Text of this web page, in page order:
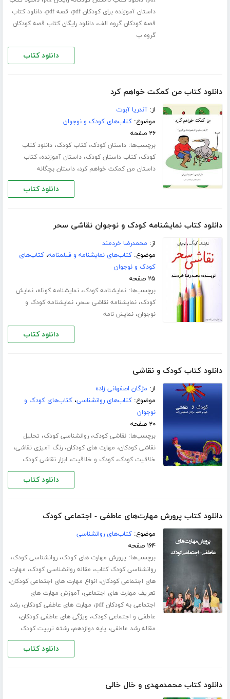
داستان آموزنده برای کودکان pdf
، قصه pdf ،دانلود کتاب
قصه کودکان گروه الف،دانلود رایگان کتاب قصه کودکان
گروه ب
دانلود کتاب
دانلود کتاب من کمکت خواهم کرد
از:آندریا آبوت
موضوع:کتاب‌های کودک و نوجوان
۲۶ صفحه
برچسب‌ها:داستان کودک،کتاب کودک،دانلود کتاب
کودک،کتاب داستان کودک،داستان آموزنده،کتاب
داستان من کمکت خواهم کرد،داستان بچگانه
دانلود کتاب
دانلود کتاب نمایشنامه کودک و نوجوان نقاشی سحر
از: محمدرضا خردمند
موضوع:کتاب‌های نمایشنامه و فیلمنامه،کتاب‌های
کودک و نوجوان
۲۵ صفحه
برچسب‌ها:نمایشنامه کودک،نمایشنامه کوتاه،نمایش
کودک،نمایشنامه نقاشی سحر،نمایشنامه کودک و
نوجوان،نمایش نامه
دانلود کتاب
دانلود کتاب کودک و نقاشی
از: مژگان اصفهانی زاده
موضوع:کتاب‌های روانشناسی،کتاب‌های کودک و
نوجوان
۲۰ صفحه
برچسب‌ها:نقاشی کودک،روانشناسی کودک، تحلیل
نقاشی کودکان، مهارت های کودکان،رنگ آمیزی نقاشی،
خلاقیت کودک،کودک و خلاقیت، ابزار نقاشی کودک
دانلود کتاب
دانلود کتاب پرورش مهارت‌های عاطفی - اجتماعی کودک
موضوع:کتاب‌های روانشناسی
۱۶۴ صفحه
برچسب‌ها: پرورش مهارت های کودک،روانشناسی کودک،
روانشناسی کودک کتاب، مقاله روانشناسی کودک، مهارت
های اجتماعی کودکان، انواع مهارت های اجتماعی کودکان،
تعریف مهارت های اجتماعی،آموزش مهارت های
اجتماعی به کودکان pdf
، مهارت های عاطفی کودکان،رشد
عاطفی و اجتماعی کودک، ویژگی های عاطفی کودکان،
مقاله رشد عاطفی، پایه دوازدهم،رشته تربیت کودک
دانلود کتاب
دانلود کتاب محمدمهدی و خال خالی